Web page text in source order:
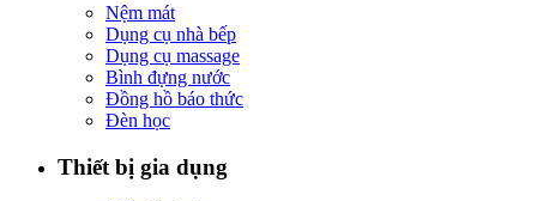
Nệm mát
Dụng cụ nhà bếp
Dụng cụ massage
Bình đựng nước
Đồng hồ báo thức
Đèn học
Thiết bị gia dụng